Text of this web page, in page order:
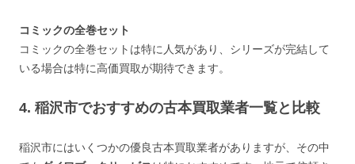
コミックの全巻セット
コミックの全巻セットは特に人気があり、シリーズが完結して
いる場合は特に高価買取が期待できます。
4. 稲沢市でおすすめの古本買取業者一覧と比較
稲沢市にはいくつかの優良古本買取業者がありますが、その中